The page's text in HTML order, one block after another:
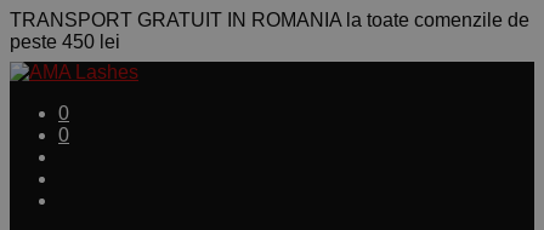
TRANSPORT GRATUIT IN ROMANIA la toate comenzile de
peste 450 lei
0
0